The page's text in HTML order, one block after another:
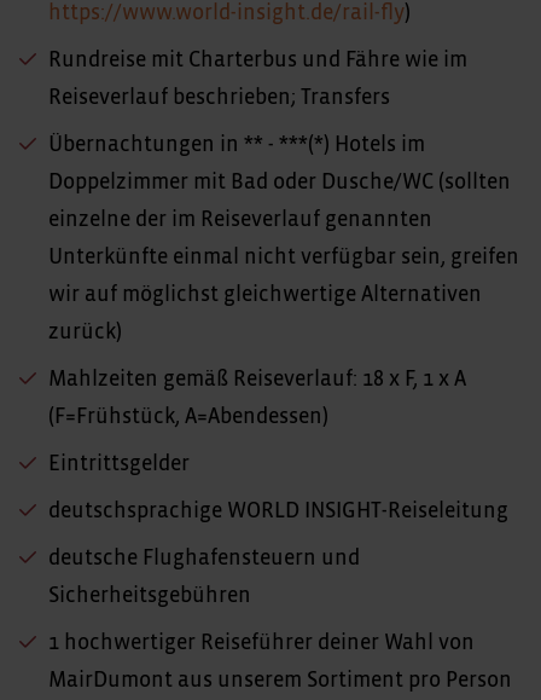
https://www.world-insight.de/rail-fly)
Rundreise mit Charterbus und Fähre wie im
Reiseverlauf beschrieben; Transfers
Übernachtungen in ** - ***(*) Hotels im
Doppelzimmer mit Bad oder Dusche/WC (sollten
einzelne der im Reiseverlauf genannten
Unterkünfte einmal nicht verfügbar sein, greifen
wir auf möglichst gleichwertige Alternativen
zurück)
Mahlzeiten gemäß Reiseverlauf: 18 x F, 1 x A
(F=Frühstück, A=Abendessen)
Eintrittsgelder
deutschsprachige WORLD INSIGHT-Reiseleitung
deutsche Flughafensteuern und
Sicherheitsgebühren
1 hochwertiger Reiseführer deiner Wahl von
MairDumont aus unserem Sortiment pro Person